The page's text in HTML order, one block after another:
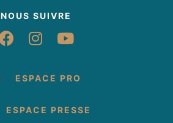
NOUS SUIVRE
Suivez-nous sur
Suivez-nous sur
Suivez-nous
ESPACE PRO
ESPACE PRESSE